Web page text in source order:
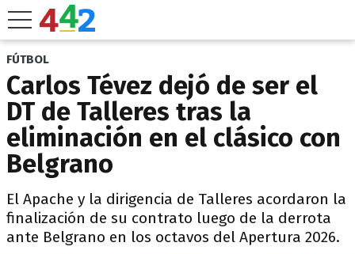
FÚTBOL
Carlos Tévez dejó de ser el
DT de Talleres tras la
eliminación en el clásico con
Belgrano
El Apache y la dirigencia de Talleres acordaron la
finalización de su contrato luego de la derrota
ante Belgrano en los octavos del Apertura 2026.